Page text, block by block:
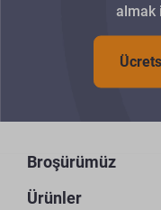
almak
Broşürümüz
Ürünler